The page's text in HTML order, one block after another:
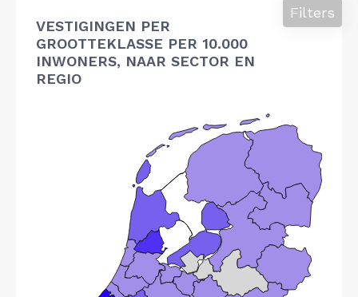
VESTIGINGEN PER
GROOTTEKLASSE PER 10.000
INWONERS, NAAR SECTOR EN
REGIO
Filters